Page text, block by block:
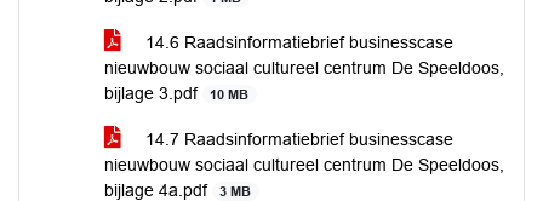
14.6 Raadsinformatiebrief businesscase
nieuwbouw sociaal cultureel centrum De Speeldoos,
bijlage 3.pdf
10 MB
14.7 Raadsinformatiebrief businesscase
nieuwbouw sociaal cultureel centrum De Speeldoos,
bijlage 4a.pdf
3 MB